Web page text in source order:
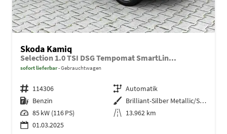
Skoda Kamiq
Selection 1.0 TSI DSG Tempomat SmartLin...
sofort lieferbar Gebrauchtwagen
Fahrzeugnr. 114306 Getriebe Automatik
Kraftstoff Benzin Außenfarbe
Brilliant-Silber Metallic/Silber
Leistung 85 kW (116 PS) Kilometerstand 13.962 km
01.03.2025